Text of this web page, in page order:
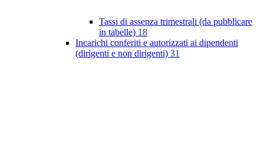
Tassi di assenza trimestrali (da pubblicare
in tabelle) 18
Incarichi conferiti e autorizzati ai dipendenti
(dirigenti e non dirigenti) 31